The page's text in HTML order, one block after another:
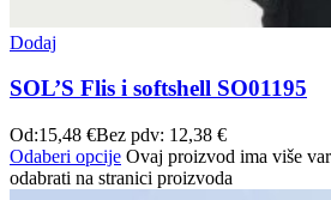
Dodaj
SOL’S Flis i softshell SO01195
Od:15,48 €Bez pdv: 12,38 €
Odaberi opcije Ovaj proizvod ima više
odabrati na stranici proizvoda